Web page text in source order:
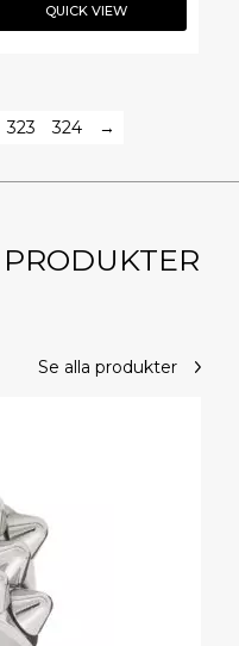
QUICK VIEW
323 324 →
Se alla produkter